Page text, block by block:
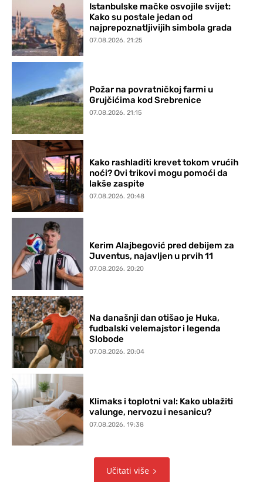
Istanbulske mačke osvojile svijet:
Kako su postale jedan od
najprepoznatljivijih simbola grada
07.08.2026. 21:25
Požar na povratničkoj farmi u
Grujčićima kod Srebrenice
07.08.2026. 21:15
Kako rashladiti krevet tokom vrućih
noći? Ovi trikovi mogu pomoći da
lakše zaspite
07.08.2026. 20:48
Kerim Alajbegović pred debijem za
Juventus, najavljen u prvih 11
07.08.2026. 20:20
Na današnji dan otišao je Huka,
fudbalski velemajstor i legenda
Slobode
07.08.2026. 20:04
Klimaks i toplotni val: Kako ublažiti
valunge, nervozu i nesanicu?
07.08.2026. 19:38
Učitati više